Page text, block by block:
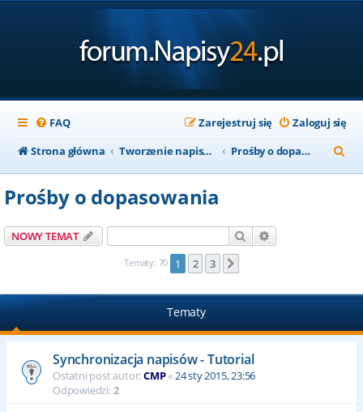
FAQ Zaloguj się
Zarejestruj się
Strona główna
Tworzenie napisów Prośby o dopasowania
z
Prośby o dopasowania
NOWY TEMAT Szukaj
Tematy: 70 1 2 3
Tematy
Synchronizacja napisów - Tutorial
Ostatni post autor:CMP«24 sty 2015, 23:56
Odpowiedzi:2